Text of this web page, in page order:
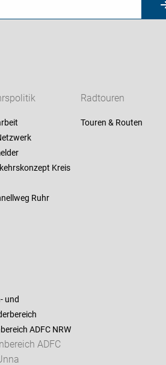
Kreis
Ruhr
Radtouren
Touren & Routen
und
ADFC NRW
ADFC